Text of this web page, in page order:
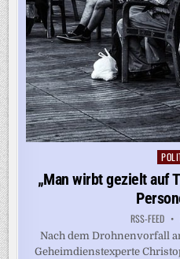
in
„Man wirbt gezielt auf
RSS-FEED
Nach dem Drohnenvorfall
Geheimdienstexperte